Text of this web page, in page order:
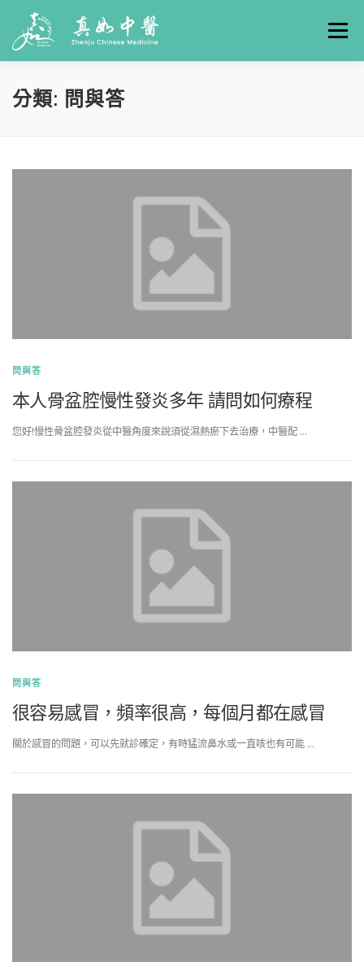
選單
關於真如 門診時間
分類: 問與答
問與答
本人骨盆腔慢性發炎多年 請問如何療程
您好!慢性骨盆腔發炎從中醫角度來說須從濕熱瘀下去治療，中醫配 …
問與答
很容易感冒，頻率很高，每個月都在感冒
關於感冒的問題，可以先就診確定，有時猛流鼻水或一直咳也有可能 …